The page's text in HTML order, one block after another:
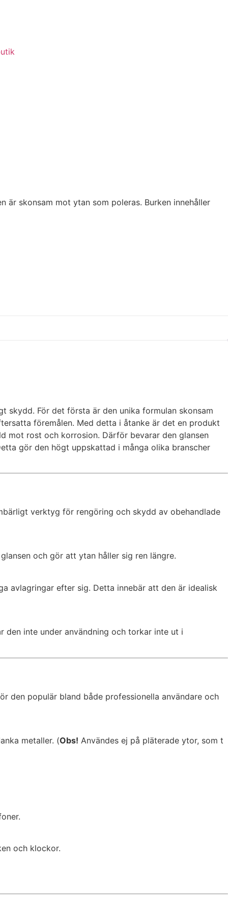
skonsam mot ytan som poleras. Burken innehåller
skydd. För det första är den unika formulan skonsam
föremålen. Med detta i åtanke är det en produkt
mot rost och korrosion. Därför bevarar den glansen
gör den högt uppskattad i många olika branscher
verktyg för rengöring och skydd av obehandlade
och gör att ytan håller sig ren längre.
avlagringar efter sig. Detta innebär att den är idealisk
den inte under användning och torkar inte ut i
den populär bland både professionella användare och
metaller. (Obs! Användes ej på pläterade ytor, som t
och klockor.